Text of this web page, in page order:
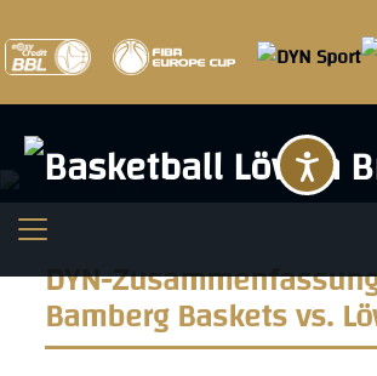
DYN-
Bamberg Baskets vs.